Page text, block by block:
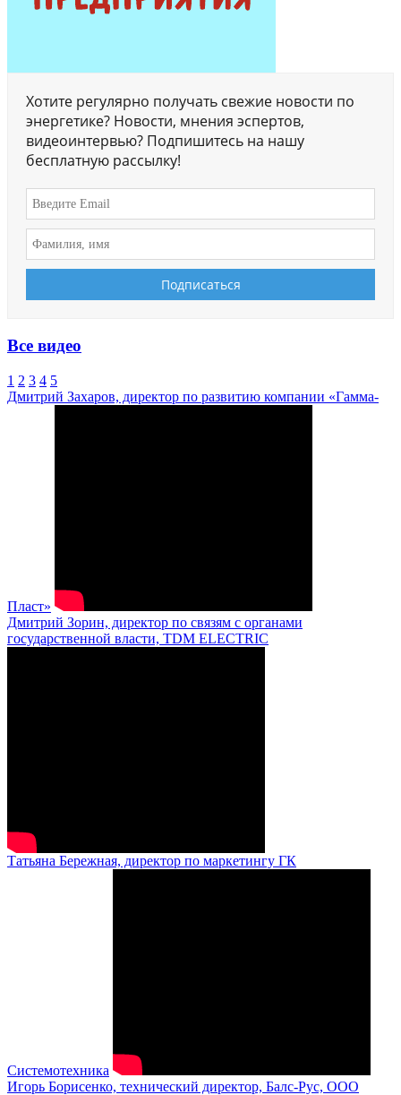
Хотите регулярно получать свежие новости по
энергетике? Новости, мнения эспертов,
видеоинтервью? Подпишитесь на нашу
бесплатную рассылку!
Все видео
1 2 3 4 5
Дмитрий Захаров, директор по развитию компании «Гамма-
Пласт»
Дмитрий Зорин, директор по связям с органами
государственной власти, TDM ELECTRIC
Татьяна Бережная, директор по маркетингу ГК
Системотехника
Игорь Борисенко, технический директор, Балс-Рус, ООО